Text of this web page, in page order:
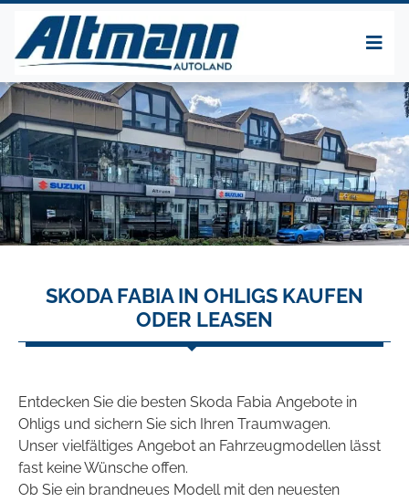
SKODA FABIA IN OHLIGS KAUFEN
ODER LEASEN
Entdecken Sie die besten Skoda Fabia Angebote in
Ohligs und sichern Sie sich Ihren Traumwagen.
Unser vielfältiges Angebot an Fahrzeugmodellen lässt
fast keine Wünsche offen.
Ob Sie ein brandneues Modell mit den neuesten